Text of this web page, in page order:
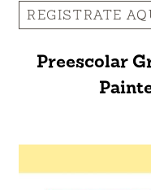
REGISTRATE
Preescolar